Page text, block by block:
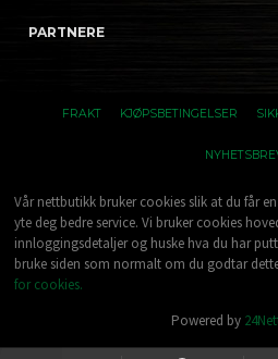
PARTNERE
FRAKT KJØPSBETINGELSER
Vår nettbutikk bruker cookies slik at du får
yte deg bedre service. Vi bruker cookies
innloggingsdetaljer og huske hva du har
bruke siden som normalt om du godtar
for cookies.
Powered by